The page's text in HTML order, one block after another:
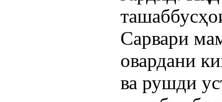
Сарвари
овардани
ва рушди